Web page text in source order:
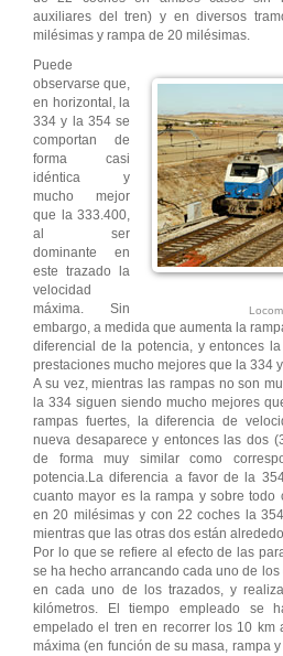
auxiliares del tren) y en diversos
milésimas y rampa de 20 milésimas.
Puede
observarse que,
en horizontal, la
334 y la 354 se
comportan de
forma casi
idéntica y
mucho mejor
que la 333.400,
al ser
dominante en
este trazado la
velocidad
máxima. Sin
embargo, a medida que aumenta la
diferencial de la potencia, y entonces
prestaciones mucho mejores que la 334
A su vez, mientras las rampas no son
la 334 siguen siendo mucho mejores
rampas fuertes, la diferencia de
nueva desaparece y entonces las dos
de forma muy similar como
potencia.La diferencia a favor de la
cuanto mayor es la rampa y sobre todo
en 20 milésimas y con 22 coches la
mientras que las otras dos están
Por lo que se refiere al efecto de las
se ha hecho arrancando cada uno de
en cada uno de los trazados, y
kilómetros. El tiempo empleado se
empelado el tren en recorrer los 10 km
máxima (en función de su masa, rampa